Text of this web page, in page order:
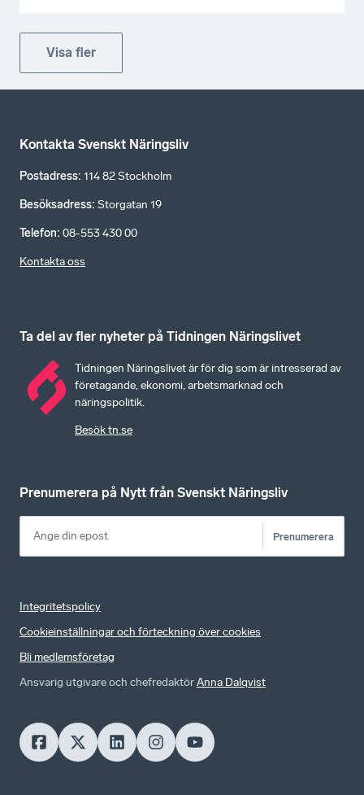
Visa fler
Kontakta Svenskt Näringsliv
Postadress: 114 82 Stockholm
Besöksadress: Storgatan 19
Telefon: 08-553 430 00
Kontakta oss
Ta del av fler nyheter på Tidningen Näringslivet
Tidningen Näringslivet är för dig som är intresserad av
företagande, ekonomi, arbetsmarknad och
näringspolitik.
Besök tn.se
Prenumerera på Nytt från Svenskt Näringsliv
Prenumerera
Integritetspolicy
Cookieinställningar och förteckning över cookies
Bli medlemsföretag
Ansvarig utgivare och chefredaktörAnna Dalqvist